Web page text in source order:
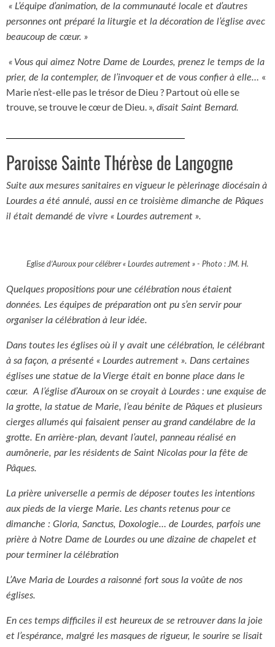
« L’équipe d’animation, de la communauté locale et d’autres
personnes ont préparé la liturgie et la décoration de l’église avec
beaucoup de cœur. »
« Vous qui aimez Notre Dame de Lourdes, prenez le temps de la
prier, de la contempler, de l’invoquer et de vous confier à elle… «
Marie n’est-elle pas le trésor de Dieu ? Partout où elle se
trouve, se trouve le cœur de Dieu. », disait Saint Bernard.
Paroisse Sainte Thérèse de Langogne
Suite aux mesures sanitaires en vigueur le pèlerinage diocésain à
Lourdes a été annulé, aussi en ce troisième dimanche de Pâques
il était demandé de vivre « Lourdes autrement ».
Eglise d’Auroux pour célébrer « Lourdes autrement » - Photo : JM. H.
Quelques propositions pour une célébration nous étaient
données. Les équipes de préparation ont pu s’en servir pour
organiser la célébration à leur idée.
Dans toutes les églises où il y avait une célébration, le célébrant
à sa façon, a présenté « Lourdes autrement ». Dans certaines
églises une statue de la Vierge était en bonne place dans le
cœur. A l’église d’Auroux on se croyait à Lourdes : une exquise de
la grotte, la statue de Marie, l’eau bénite de Pâques et plusieurs
cierges allumés qui faisaient penser au grand candélabre de la
grotte. En arrière-plan, devant l’autel, panneau réalisé en
aumônerie, par les résidents de Saint Nicolas pour la fête de
Pâques.
La prière universelle a permis de déposer toutes les intentions
aux pieds de la vierge Marie. Les chants retenus pour ce
dimanche : Gloria, Sanctus, Doxologie… de Lourdes, parfois une
prière à Notre Dame de Lourdes ou une dizaine de chapelet et
pour terminer la célébration
L’Ave Maria de Lourdes a raisonné fort sous la voûte de nos
églises.
En ces temps difficiles il est heureux de se retrouver dans la joie
et l’espérance, malgré les masques de rigueur, le sourire se lisait